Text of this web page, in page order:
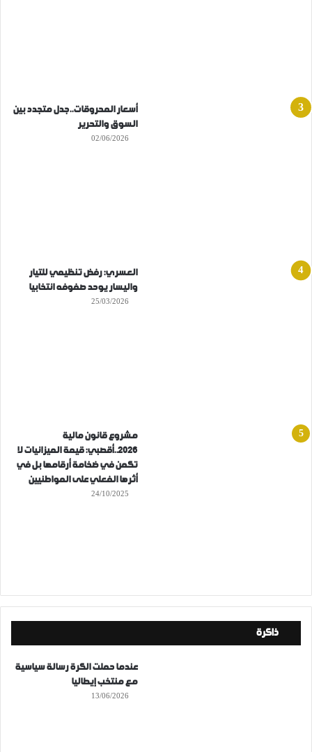
أسعار المحروقات..جدل متجدد بين
السوق والتحرير
02/06/2026
العسري: رفض تنظيمي للتيار
واليسار يوحد صفوفه انتخابيا
25/03/2026
مشروع قانون مالية
2026..أقصبي: قيمة الميزانيات لا
تكمن في ضخامة أرقامها بل في
أثرها الفعلي على المواطنيين
24/10/2025
ذاكرة
عندما حملت الكرة رسالة سياسية
مع منتخب إيطاليا
13/06/2026